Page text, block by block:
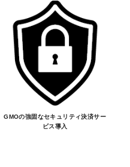
GMOの強固なセキュリティ決済サー
ビス導入